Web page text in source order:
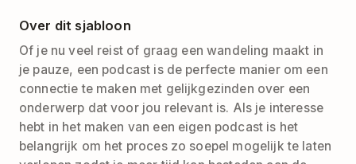
Over dit sjabloon
Of je nu veel reist of graag een wandeling maakt in
je pauze, een podcast is de perfecte manier om een
connectie te maken met gelijkgezinden over een
onderwerp dat voor jou relevant is. Als je interesse
hebt in het maken van een eigen podcast is het
belangrijk om het proces zo soepel mogelijk te laten